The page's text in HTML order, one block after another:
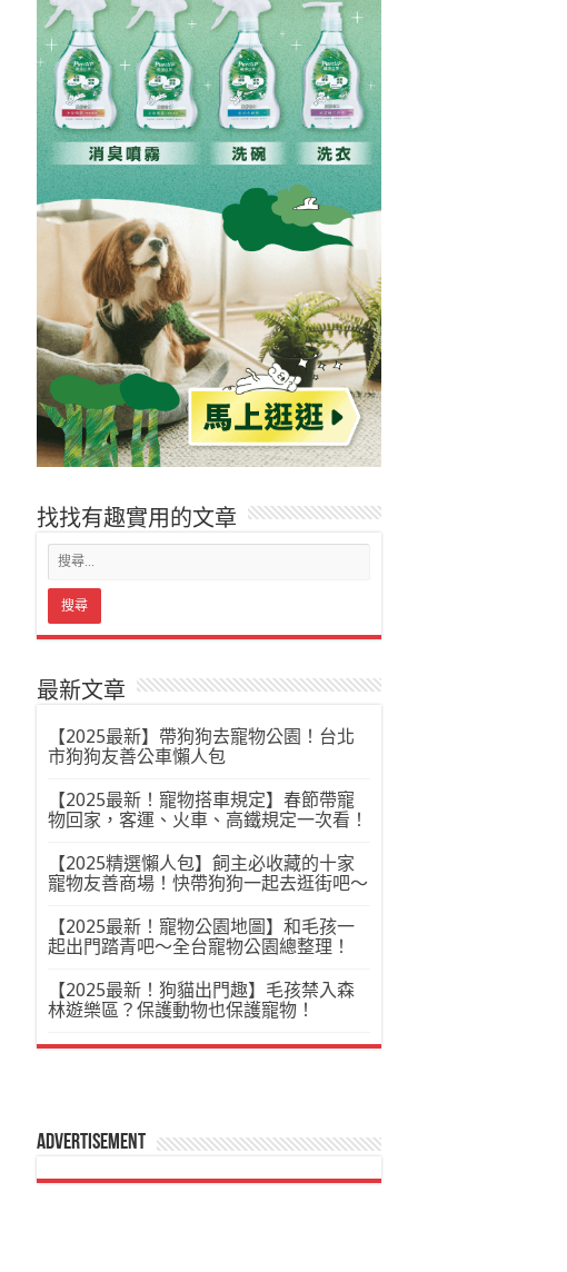
找找有趣實用的文章
最新文章
【2025最新】帶狗狗去寵物公園！台北
市狗狗友善公車懶人包
【2025最新！寵物搭車規定】春節帶寵
物回家，客運、火車、高鐵規定一次看！
【2025精選懶人包】飼主必收藏的十家
寵物友善商場！快帶狗狗一起去逛街吧～
【2025最新！寵物公園地圖】和毛孩一
起出門踏青吧～全台寵物公園總整理！
【2025最新！狗貓出門趣】毛孩禁入森
林遊樂區？保護動物也保護寵物！
Advertisement